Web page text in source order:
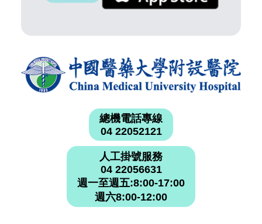
總機電話專線
04 22052121
人工掛號服務
04 22056631
週一至週五:8:00-17:00
週六8:00-12:00